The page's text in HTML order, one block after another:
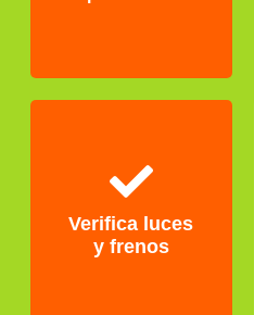
Verifica luces
y frenos
frenos
Son dos de los
motivos más
comunes de